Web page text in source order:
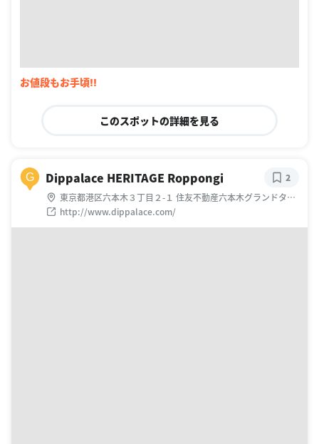
お値段もお手頃‼
このスポットの詳細を見る
G Dippalace HERITAGE Roppongi
東京都港区六本木３丁目２-１ 住友不動産六本木グランドタワ,
２F
http://www.dippalace.com/
2